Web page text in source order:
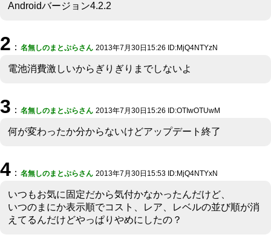
Androidバージョン4.2.2
2 ： 名無しのまとぷらさん 2013年7月30日15:26 ID:MjQ4NTYzN
電池消費激しいからぎりぎりまでしないよ
3 ： 名無しのまとぷらさん 2013年7月30日15:26 ID:OTIwOTUwM
何が変わったか分からないけどアップデート終了
4 ： 名無しのまとぷらさん 2013年7月30日15:53 ID:MjQ4NTYxN
いつもお気に固定だから気付かなかったんだけど、
いつのまにか表示順でコスト、レア、レベルの並び順が消
えてるんだけどやっぱりやめにしたの？